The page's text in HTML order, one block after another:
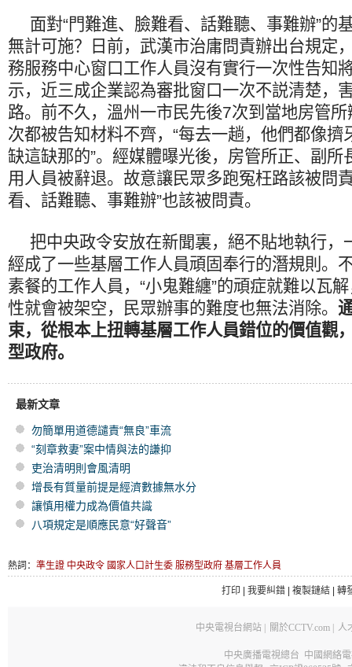
面對“門難進、臉難看、話難聽、事難辦”的
無計可施？日前，武漢市治庸問責辦出台規定
務服務中心窗口工作人員沒有實行一次性告知
示，近三成企業認為審批窗口一次不説清楚，
路。前不久，溫州一市民先後7次到當地房管
次都被告知材料不齊，“每去一趟，他們都像擠
缺這缺那的”。經媒體曝光後，房管所正、副所
用人員被辭退。故意讓民眾多跑冤枉路該被問
看、話難聽、事難辦”也該被問責。
把中央政令安放在新聞裏，絕不貼地執行，
經成了一些基層工作人員頑固奉行的潛規則。
素餐的工作人員，“小鬼難纏”的頑症就難以瓦
性就會被架空，民眾辦事的難度也無法消除。
束，從根本上扭轉基層工作人員錯位的價值觀
型政府。
最新文章
勿簡單用道德譴責“無良”車流
“刻章救妻”案中情與法的謙抑
吏治清明則會風清明
增長有質量前提是經濟數據無水分
讓慎用權力成為價值共識
八項規定是順應民意“好聲音”
熱詞： 準生證 中央政令 國家人口計生委 服務型政府 基層工作人員
打印 我要糾錯 複製鏈結 轉
中央電視台網站 關於CCTV.com 人
中央廣播電視總台 中國網絡